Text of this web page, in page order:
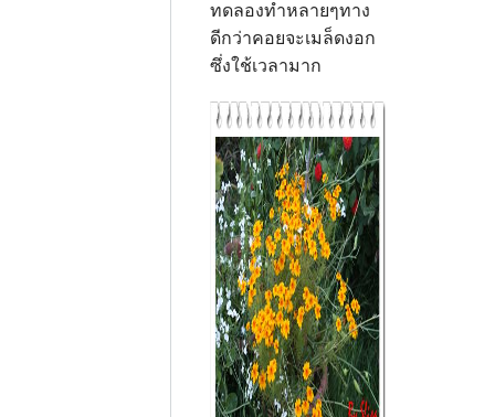
ทดลองทำหลายๆทาง
ดีกว่าคอยจะเมล็ดงอก
ซึ่งใช้เวลามาก